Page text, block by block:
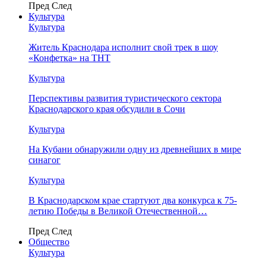
Пред След
Культура
Культура
Житель Краснодара исполнит свой трек в шоу
«Конфетка» на ТНТ
Культура
Перспективы развития туристического сектора
Краснодарского края обсудили в Сочи
Культура
На Кубани обнаружили одну из древнейших в мире
синагог
Культура
В Краснодарском крае стартуют два конкурса к 75-
летию Победы в Великой Отечественной…
Пред След
Общество
Культура